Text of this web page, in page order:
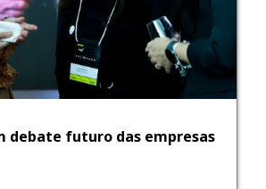
debate futuro das empresas